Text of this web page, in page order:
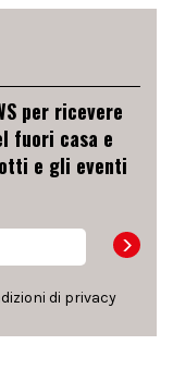
per ricevere
fuori casa e
e gli eventi
di privacy